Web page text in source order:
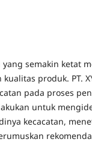
semakin ketat
produk. PT.
pada proses
untuk
kecacatan,